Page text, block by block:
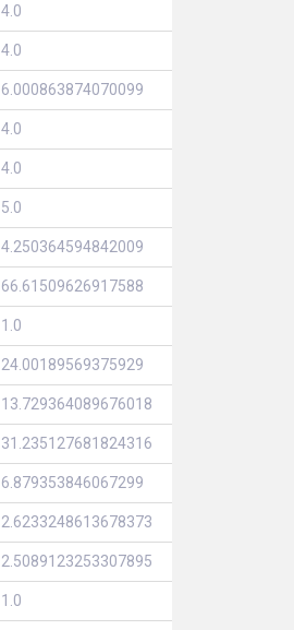
4.0
4.0
6.000863874070099
4.0
4.0
5.0
4.250364594842009
66.61509626917588
1.0
24.00189569375929
13.729364089676018
31.235127681824316
6.879353846067299
2.6233248613678373
2.5089123253307895
1.0